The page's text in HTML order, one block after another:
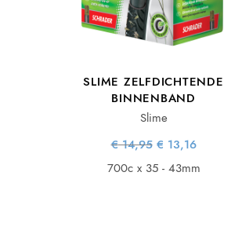
SLIME ZELFDICHTENDE
BINNENBAND
Slime
€14,95 Oorspronkelijke
prijs was:
€ 14,95.
€ 13,16Huidige
€ 13,16.
700c x 35 - 43mm